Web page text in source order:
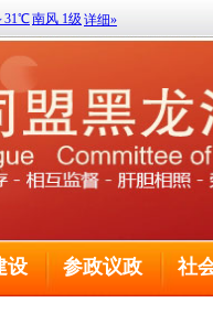
设 参政议政 社